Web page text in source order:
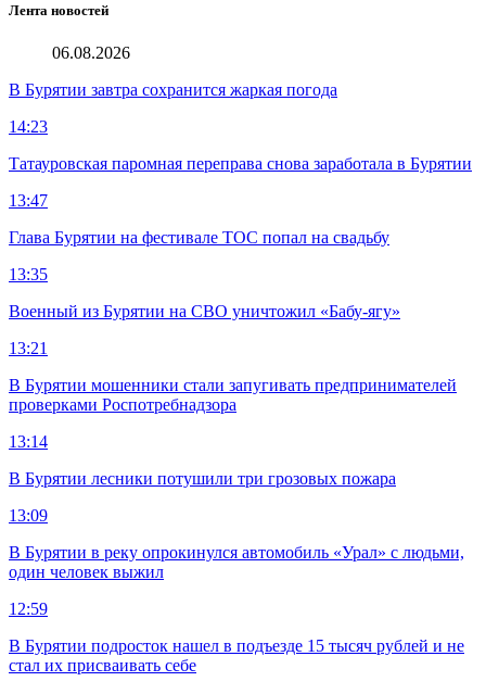
Лента новостей
06.08.2026
В Бурятии завтра сохранится жаркая погода
14:23
Татауровская паромная переправа снова заработала в Бурятии
13:47
Глава Бурятии на фестивале ТОС попал на свадьбу
13:35
Военный из Бурятии на СВО уничтожил «Бабу-ягу»
13:21
В Бурятии мошенники стали запугивать предпринимателей
проверками Роспотребнадзора
13:14
В Бурятии лесники потушили три грозовых пожара
13:09
В Бурятии в реку опрокинулся автомобиль «Урал» с людьми,
один человек выжил
12:59
В Бурятии подросток нашел в подъезде 15 тысяч рублей и не
стал их присваивать себе